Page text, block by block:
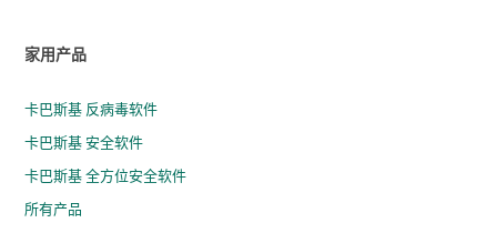
家用产品
卡巴斯基 反病毒软件
卡巴斯基 安全软件
卡巴斯基 全方位安全软件
所有产品